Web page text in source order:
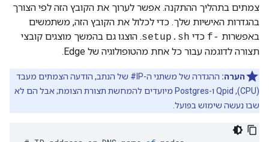
צמתים בתהליך ההתקנה. אפשר לערוך את הקובץ הזה לפי הצורך
בהגדרות האישיות שלך. כדי לכלול את הקובץ הזה, משתמשים
באפשרות -f כדי setup.sh. הוצגו גם בהמשך מוצגים קובצי
תצורה לדוגמה עבור כל אחת מהטופולוגיה של Edge.
הערה:
ההגדרה של משתני ה-IP# של הנתב, הודעה הצמתים מעבד
(CPU), Qpid ו-Postgres מיועדים להמחשת תצורת הצומת; אבל הם לא
שבו נעשה שימוש בפועל.